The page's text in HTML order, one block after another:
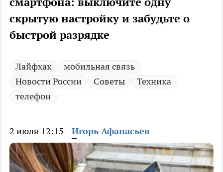
скрытую настройку и забудьте о
быстрой разрядке
Лайфхак
мобильная связь
Новости России
Советы
Техника
телефон
2 июля 12:15 Игорь Афанасьев